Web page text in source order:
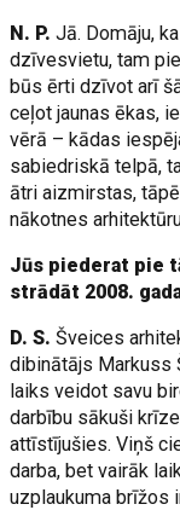
N. P. Jā. Domāju,
dzīvesvietu, tam
būs ērti dzīvot arī
ceļot jaunas ēkas,
vērā – kādas
sabiedriskā telpā,
ātri aizmirstas,
nākotnes
Jūs piederat pie
strādāt 2008.
D. S.Šveices
dibinātājs Markuss
laiks veidot savu
darbību sākuši
attīstījušies. Viņš
darba, bet vairāk
uzplaukuma brīžos